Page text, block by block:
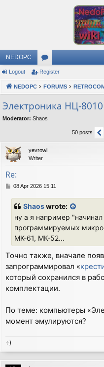
NEDOPC
or
u
s
Logout Register
NEDOPC FORUMS
Электроника НЦ-8010
Moderator: Shaos
50 posts
yevrowl
Writer
Re:
P08 Apr 2026 15:11
Shaoswrote:
ну а я например "начинал
программируемых
МК-61, МК-52...
Точно также, вначале
запрограммировал «
который сохранился в
комплектации.
По теме: компьютеры
момент эмулируются?
÷)